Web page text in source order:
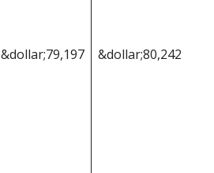
&dollar;79,197 &dollar;80,242